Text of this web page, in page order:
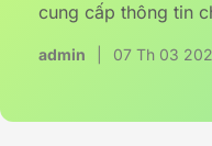
cung cấp thông tin
admin 07 Th 03